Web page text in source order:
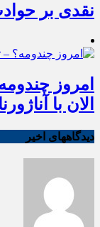
نقدی بر
امروز
الان با
دیدگاههای اخیر